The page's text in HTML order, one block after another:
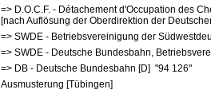
=> D.O.C.F. - Détachement d'Occupation des
[nach Auflösung der Oberdirektion der
=> SWDE - Betriebsvereinigung der
=> SWDE - Deutsche Bundesbahn,
=> DB - Deutsche Bundesbahn [D] "94 126"
Ausmusterung [Tübingen]